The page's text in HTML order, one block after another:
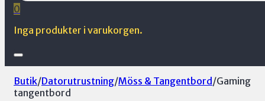
0
Inga produkter i varukorgen.
Butik/Datorutrustning/Möss & Tangentbord /Gaming
tangentbord